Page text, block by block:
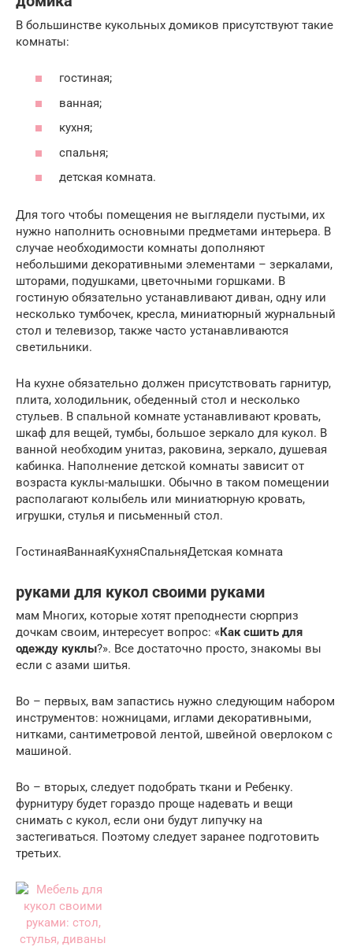
В большинстве кукольных домиков присутствуют такие
комнаты:
гостиная;
ванная;
кухня;
спальня;
детская комната.
Для того чтобы помещения не выглядели пустыми, их
нужно наполнить основными предметами интерьера. В
случае необходимости комнаты дополняют
небольшими декоративными элементами – зеркалами,
шторами, подушками, цветочными горшками. В
гостиную обязательно устанавливают диван, одну или
несколько тумбочек, кресла, миниатюрный журнальный
стол и телевизор, также часто устанавливаются
светильники.
На кухне обязательно должен присутствовать гарнитур,
плита, холодильник, обеденный стол и несколько
стульев. В спальной комнате устанавливают кровать,
шкаф для вещей, тумбы, большое зеркало для кукол. В
ванной необходим унитаз, раковина, зеркало, душевая
кабинка. Наполнение детской комнаты зависит от
возраста куклы-малышки. Обычно в таком помещении
располагают колыбель или миниатюрную кровать,
игрушки, стулья и письменный стол.
ГостинаяВаннаяКухняСпальняДетская комната
руками для кукол своими руками
мам Многих, которые хотят преподнести сюрприз
дочкам своим, интересует вопрос: «Как сшить для
одежду куклы?». Все достаточно просто, знакомы вы
если с азами шитья.
Во – первых, вам запастись нужно следующим набором
инструментов: ножницами, иглами декоративными,
нитками, сантиметровой лентой, швейной оверлоком с
машиной.
Во – вторых, следует подобрать ткани и Ребенку.
фурнитуру будет гораздо проще надевать и вещи
снимать с кукол, если они будут липучку на
застегиваться. Поэтому следует заранее подготовить
третьих.